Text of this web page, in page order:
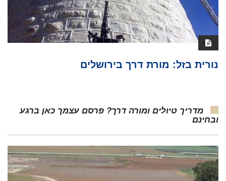
נורית בזל: מורת דרך בירושלים
מדריך טיולים ומורה דרך? פרסם עצמך כאן ברגע
ובחינם